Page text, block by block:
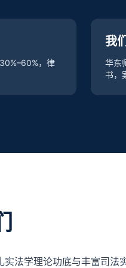
，律
我
华东
书，
法学理论功底与丰富司法